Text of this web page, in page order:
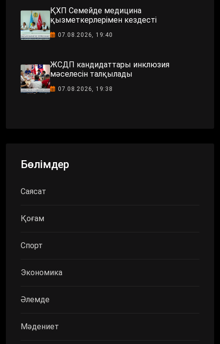
ҚХП Семейде медицина
қызметкерлерімен кездесті
07.08.2026, 19:40
ЖСДП кандидаттары инклюзия
мәселесін талқылады
07.08.2026, 19:38
Бөлімдер
Саясат
Қоғам
Спорт
Экономика
Әлемде
Мәдениет